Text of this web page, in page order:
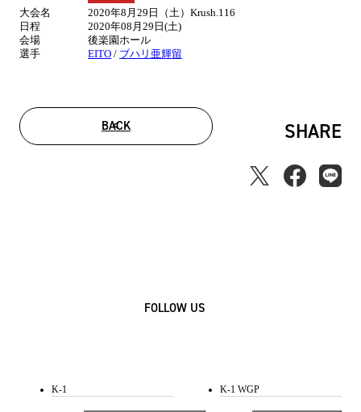
大会名
2020年8月29日（土）Krush.116
日程
2020年08月29日(土)
会場
後楽園ホール
選手
EITO / ブハリ亜輝留
BACK SHARE
FOLLOW US
K-1 K-1 WGP